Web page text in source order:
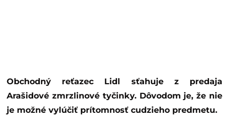
Obchodný reťazec Lidl sťahuje z predaja
Arašidové zmrzlinové tyčinky. Dôvodom je, že nie
je možné vylúčiť prítomnosť cudzieho predmetu.